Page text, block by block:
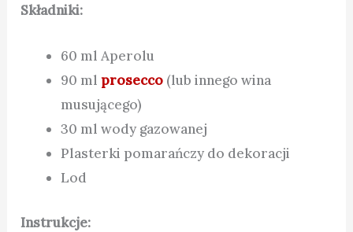
Składniki:
60 ml Aperolu
90 mlprosecco (lub innego wina
musującego)
30 ml wody gazowanej
Plasterki pomarańczy do dekoracji
Lod
Instrukcje: